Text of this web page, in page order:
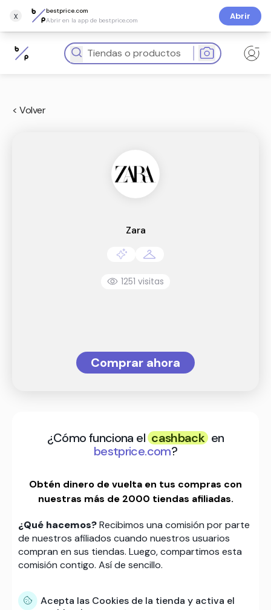
x
bestprice.com
Abrir en la app de bestprice.com
Abrir
< Volver
Zara
1251 visitas
Comprar ahora
¿Cómo funciona el cashback en
bestprice.com?
Obtén dinero de vuelta en tus compras con
nuestras más de 2000 tiendas afiliadas.
¿Qué hacemos?Recibimos una comisión por parte
de nuestros afiliados cuando nuestros usuarios
compran en sus tiendas. Luego, compartimos esta
comisión contigo. Así de sencillo.
Acepta las Cookies de la tienda y activa el